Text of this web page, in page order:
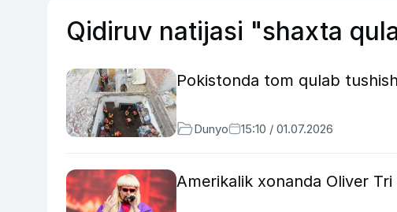
Qidiruv natijasi "shaxta
Pokistonda tom qulab
Dunyo 15:10 / 01.07.2026
Amerikalik xonanda Oliver